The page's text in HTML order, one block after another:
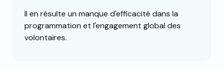
Il en résulte un manque d'efficacité dans la
programmation et l'engagement global des
volontaires.